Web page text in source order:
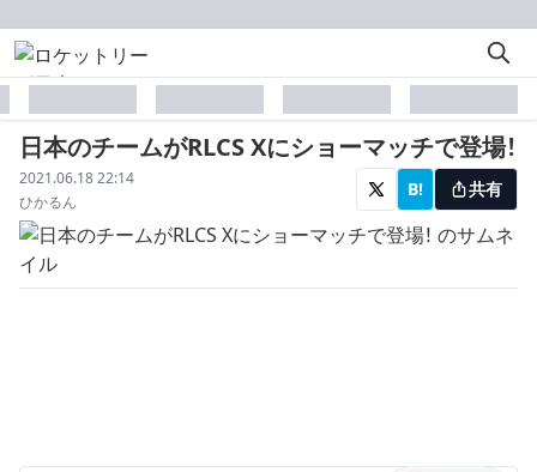
日本のチームがRLCS Xにショーマッチで登場！
配信日
2021.06.18 22:14
著者
ひかるん
B! 共有